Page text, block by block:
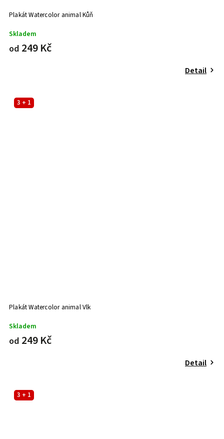
Plakát Watercolor animal Kůň
Skladem
od 249 Kč
Detail
3 + 1
Plakát Watercolor animal Vlk
Skladem
od 249 Kč
Detail
3 + 1